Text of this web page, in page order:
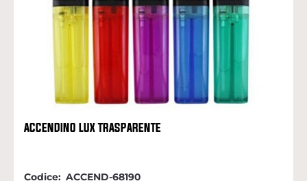
ACCENDINO LUX TRASPARENTE
Codice: ACCEND-68190